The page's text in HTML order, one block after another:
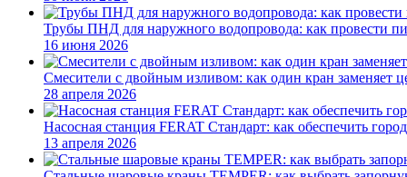
Трубы ПНД для наружного водопровода: как провести
16 июня 2026
Смесители с двойным изливом: как один кран
28 апреля 2026
Насосная станция FERAT Стандарт: как обеспечить
13 апреля 2026